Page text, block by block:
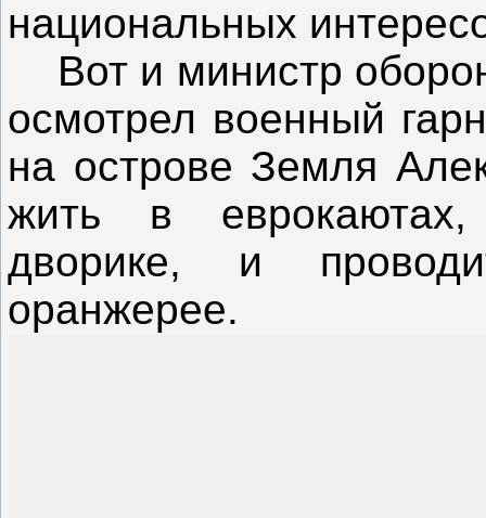
национальных
Вот и министр
осмотрел военный
на острове Земля
жить в
дворике, и
оранжерее.